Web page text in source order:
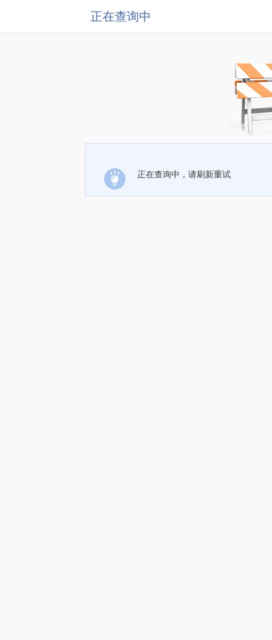
正在查询中
正在查询中，请刷新重试